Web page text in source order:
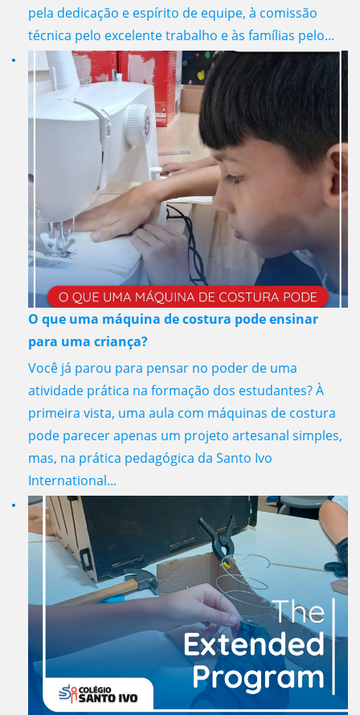
pela dedicação e espírito de equipe, à comissão
técnica pelo excelente trabalho e às famílias pelo...
O que uma máquina de costura pode ensinar
para uma criança?
Você já parou para pensar no poder de uma
atividade prática na formação dos estudantes? À
primeira vista, uma aula com máquinas de costura
pode parecer apenas um projeto artesanal simples,
mas, na prática pedagógica da Santo Ivo
International...